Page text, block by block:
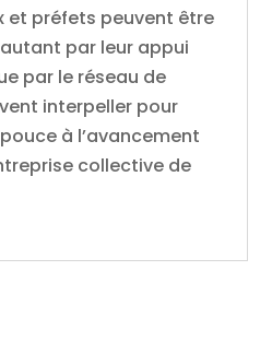
et préfets peuvent être
par leur appui
par le réseau de
interpeller pour
à l’avancement
collective de